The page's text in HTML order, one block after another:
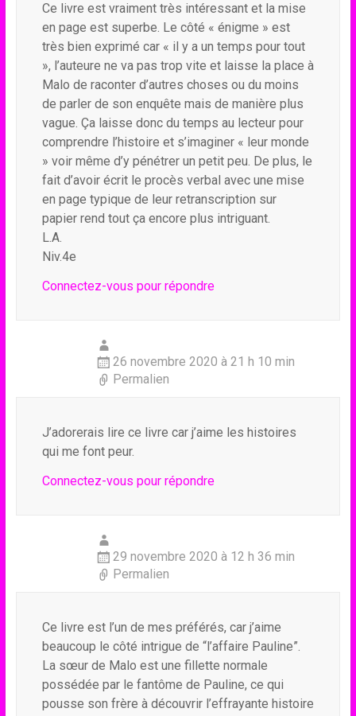
Ce livre est vraiment très intéressant et la mise
en page est superbe. Le côté « énigme » est
très bien exprimé car « il y a un temps pour tout
», l’auteure ne va pas trop vite et laisse la place à
Malo de raconter d’autres choses ou du moins
de parler de son enquête mais de manière plus
vague. Ça laisse donc du temps au lecteur pour
comprendre l’histoire et s’imaginer « leur monde
» voir même d’y pénétrer un petit peu. De plus, le
fait d’avoir écrit le procès verbal avec une mise
en page typique de leur retranscription sur
papier rend tout ça encore plus intriguant.
L.A.
Niv.4e
Connectez-vous pour répondre
26 novembre 2020 à 21 h 10 min
Permalien
J’adorerais lire ce livre car j’aime les histoires
qui me font peur.
Connectez-vous pour répondre
29 novembre 2020 à 12 h 36 min
Permalien
Ce livre est l’un de mes préférés, car j’aime
beaucoup le côté intrigue de “l’affaire Pauline”.
La sœur de Malo est une fillette normale
possédée par le fantôme de Pauline, ce qui
pousse son frère à découvrir l’effrayante histoire